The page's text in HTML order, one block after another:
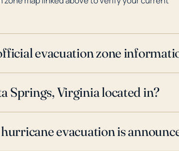
evacuation zone
Springs, Virginia located in?
evacuation is